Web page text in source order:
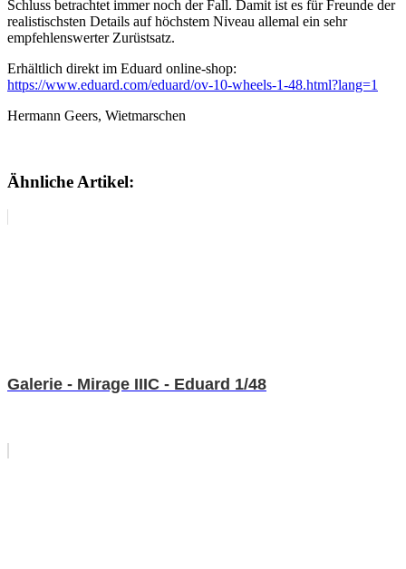
Schluss betrachtet immer noch der Fall. Damit ist es für Freunde der
realistischsten Details auf höchstem Niveau allemal ein sehr
empfehlenswerter Zurüstsatz.
Erhältlich direkt im Eduard online-shop:
https://www.eduard.com/eduard/ov-10-wheels-1-48.html?lang=1
Hermann Geers, Wietmarschen
Ähnliche Artikel:
Galerie - Mirage IIIC - Eduard 1/48